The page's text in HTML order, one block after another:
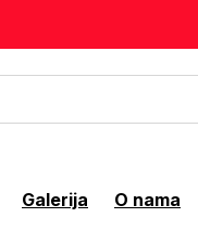
Galerija O nama